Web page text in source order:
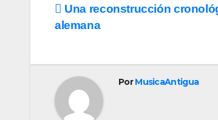
Navegación
entradas
Una reconstrucción
alemana
PorMusicaAntigua